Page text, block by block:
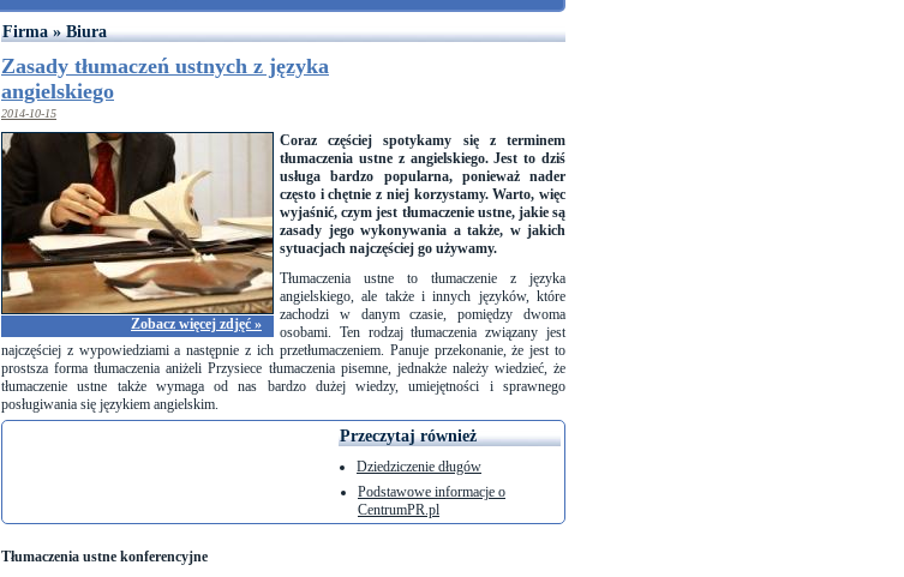
Firma » Biura
Zasady tłumaczeń ustnych z języka
angielskiego
2014-10-15
Zobacz więcej zdjęć »
Coraz częściej spotykamy się z terminem
tłumaczenia ustne z angielskiego. Jest to dziś
usługa bardzo popularna, ponieważ nader
często i chętnie z niej korzystamy. Warto, więc
wyjaśnić, czym jest tłumaczenie ustne, jakie są
zasady jego wykonywania a także, w jakich
sytuacjach najczęściej go używamy.
Tłumaczenia ustne to tłumaczenie z języka
angielskiego, ale także i innych języków, które
zachodzi w danym czasie, pomiędzy dwoma
osobami. Ten rodzaj tłumaczenia związany jest
najczęściej z wypowiedziami a następnie z ich przetłumaczeniem. Panuje przekonanie, że jest to
prostsza forma tłumaczenia aniżeli Przysiece tłumaczenia pisemne, jednakże należy wiedzieć, że
tłumaczenie ustne także wymaga od nas bardzo dużej wiedzy, umiejętności i sprawnego
posługiwania się językiem angielskim.
Przeczytaj również
Dziedziczenie długów
Podstawowe informacje o
CentrumPR.pl
Tłumaczenia ustne konferencyjne